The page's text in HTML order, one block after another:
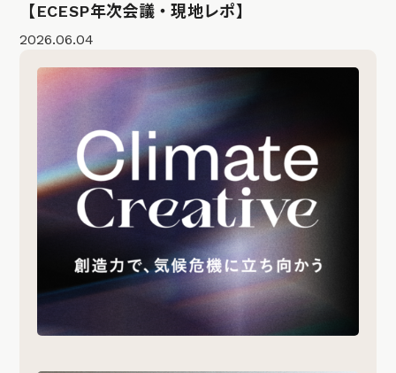
【ECESP年次会議・現地レポ】
2026.06.04